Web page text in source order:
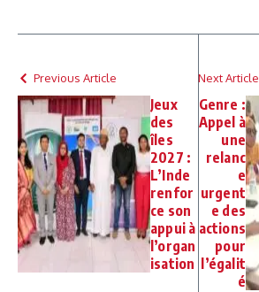
Previous Article
Jeux
des
îles
2027 :
L’Inde
renfor
ce son
appui à
l’organ
isation
Next Article
Genre :
Appel à
une
relanc
e
urgent
e des
actions
pour
l’égalit
é